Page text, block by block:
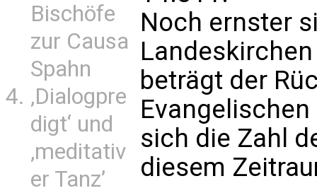
Bischöfe
zur Causa
Spahn
‚Dialogpre
digt‘ und
‚meditativ
er Tanz’
Noch ernster
beträgt der
sich die Zahl
diesem